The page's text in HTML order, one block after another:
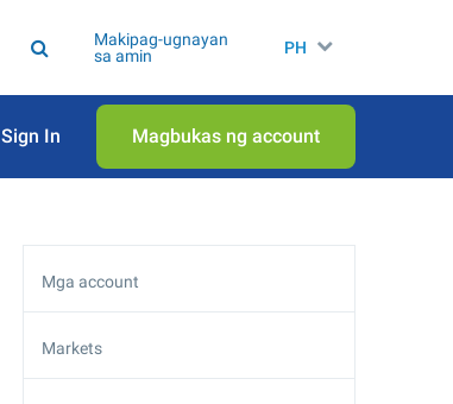
Makipag-ugnayan
sa amin
PH
Sign In Magbukas ng account
Mga account
Markets